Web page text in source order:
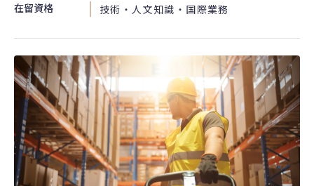
在留資格
技術・人文知識・国際業務